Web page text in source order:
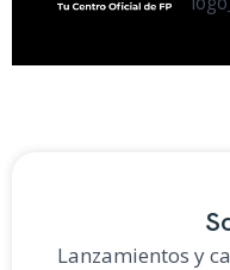
Lanzamientos y